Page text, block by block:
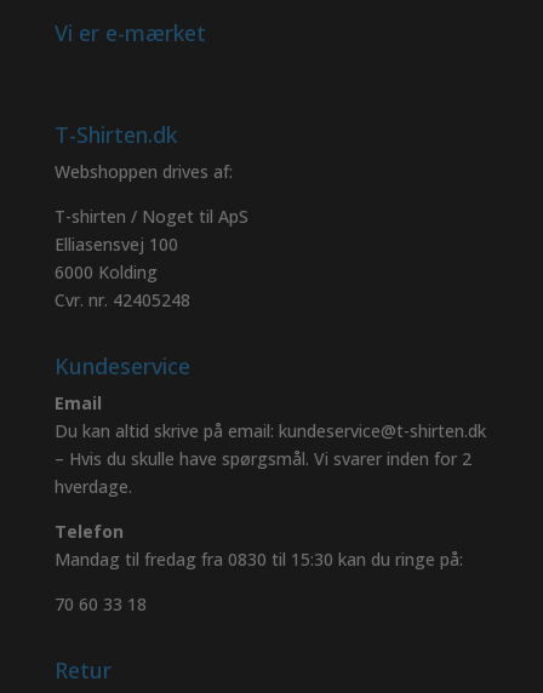
Vi er e-mærket
T-Shirten.dk
Webshoppen drives af:
T-shirten / Noget til ApS
Elliasensvej 100
6000 Kolding
Cvr. nr. 42405248
Kundeservice
Email
Du kan altid skrive på email: kundeservice@t-shirten.dk
– Hvis du skulle have spørgsmål. Vi svarer inden for 2
hverdage.
Telefon
Mandag til fredag fra 0830 til 15:30 kan du ringe på:
70 60 33 18
Retur